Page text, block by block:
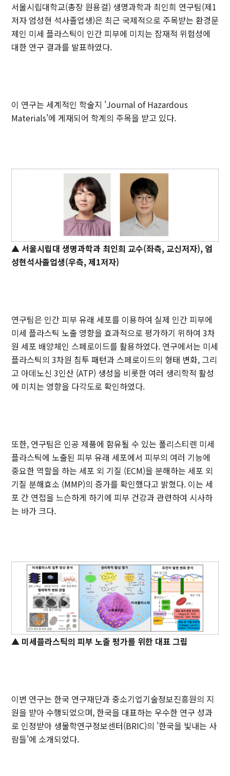
서울시립대학교(총장 원용걸) 생명과학과 최인희 연구팀(제1
저자 엄성현 석사졸업생)은 최근 국제적으로 주목받는 환경문
제인 미세 플라스틱이 인간 피부에 미치는 잠재적 위험성에
대한 연구 결과를 발표하였다.
이 연구는 세계적인 학술지 'Journal of Hazardous
Materials'에 게재되어 학계의 주목을 받고 있다.
▲ 서울시립대 생명과학과 최인희 교수(좌측, 교신저자), 엄
성현석사졸업생(우측, 제1저자)
연구팀은 인간 피부 유래 세포를 이용하여 실제 인간 피부에
미세 플라스틱 노출 영향을 효과적으로 평가하기 위하여 3차
원 세포 배양체인 스페로이드를 활용하였다. 연구에서는 미세
플라스틱의 3차원 침투 패턴과 스페로이드의 형태 변화, 그리
고 아데노신 3인산 (ATP) 생성을 비롯한 여러 생리학적 활성
에 미치는 영향을 다각도로 확인하였다.
또한, 연구팀은 인공 제품에 함유될 수 있는 폴리스티렌 미세
플라스틱에 노출된 피부 유래 세포에서 피부의 여러 기능에
중요한 역할을 하는 세포 외 기질 (ECM)을 분해하는 세포 외
기질 분해효소 (MMP)의 증가를 확인했다고 밝혔다. 이는 세
포 간 연접을 느슨하게 하기에 피부 건강과 관련하여 시사하
는 바가 크다.
▲ 미세플라스틱의 피부 노출 평가를 위한 대표 그림
이번 연구는 한국 연구재단과 중소기업기술정보진흥원의 지
원을 받아 수행되었으며, 한국을 대표하는 우수한 연구 성과
로 인정받아 생물학연구정보센터(BRIC)의 '한국을 빛내는 사
람들'에 소개되었다.